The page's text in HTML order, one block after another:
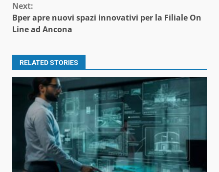
Next:
Bper apre nuovi spazi innovativi per la Filiale On
Line ad Ancona
RELATED STORIES